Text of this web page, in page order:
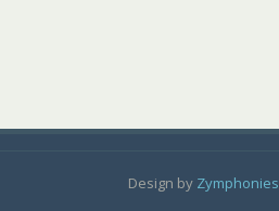
Design by Zymphonies